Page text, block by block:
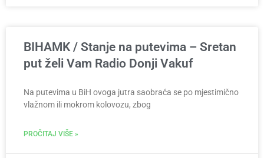
BIHAMK / Stanje na putevima – Sretan
put želi Vam Radio Donji Vakuf
Na putevima u BiH ovoga jutra saobraća se po mjestimično
vlažnom ili mokrom kolovozu, zbog
PROČITAJ VIŠE »